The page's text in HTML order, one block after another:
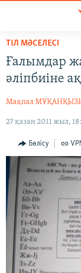
Skip
main
content
to
Navigation
Search
САЯСАТ
ҚАҢТАР ОҚИҒАСЫ
АДАМ
ӘЛЕУМЕТ
ӘЛЕМ
АРНАЙЫ
Русский
ЖАЗЫЛЫҢЫЗ
ТІЛ МӘСЕЛЕСІ
Ғалымдар
әліпбиіне
Мақпал
27 қазан 2011 жыл,
Бөлісу